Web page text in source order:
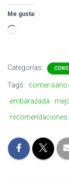
Me gusta:
Cargando…
Categorías:
Tags: comer sano
embarazada